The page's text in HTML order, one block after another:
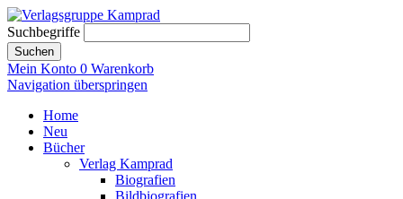
Suchbegriffe
Suchen
Mein Konto 0 Warenkorb
Navigation überspringen
Home
Neu
Bücher
Verlag Kamprad
Biografien
Bildbiografien